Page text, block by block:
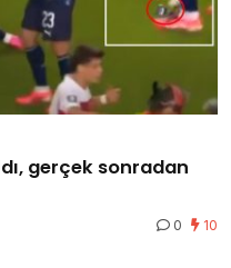
gerçek sonradan
0 10